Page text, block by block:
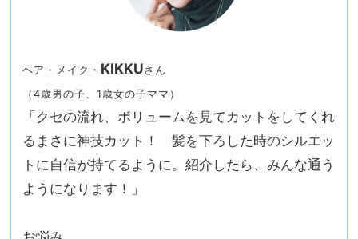
ヘア・メイク・ KIKKUさん
（4歳男の子、1歳女の子ママ）
「クセの流れ、ボリュームを見てカットをしてくれ
るまさに神技カット！ 髪を下ろした時のシルエッ
トに自信が持てるように。紹介したら、みんな通う
ようになります！」